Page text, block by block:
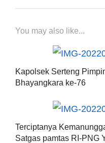
You may also like...
Kapolsek Serteng
Bhayangkara ke-76
Terciptanya
Satgas pamtas RI-PNG